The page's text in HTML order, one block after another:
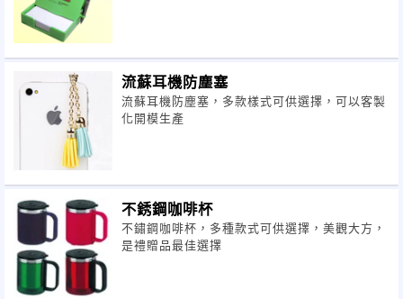
流蘇耳機防塵塞
流蘇耳機防塵塞，多款樣式可供選擇，可以客製
化開模生產
不銹鋼咖啡杯
不鏽鋼咖啡杯，多種款式可供選擇，美觀大方，
是禮贈品最佳選擇